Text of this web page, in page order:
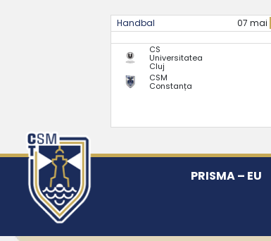
Handbal 07 mai
CS
Universitatea
Cluj
CSM
Constanța
PRISMA – EU